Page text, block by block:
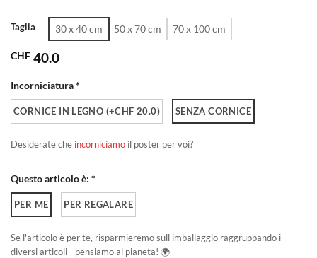
a
CHF 180.0
Taglia 30 x 40 cm 50 x 70 cm 70 x 100 cm
CHF 40.0
Incorniciatura *
CORNICE IN LEGNO (+CHF 20.0) SENZA CORNICE
Desiderate che incorniciamo il poster per voi?
Questo articolo è: *
PER ME PER REGALARE
Se l'articolo è per te, risparmieremo sull'imballaggio raggruppando i
diversi articoli - pensiamo al pianeta! 🌍